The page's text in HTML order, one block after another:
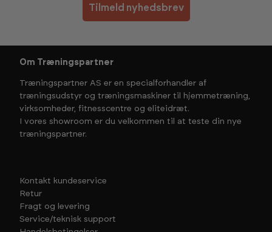
Tilmeld nyhedsbrev
Om Træningspartner
Træningspartner AS er en specialforhandler af
træningsudstyr og træningsmaskiner til hjemmetræning,
virksomheder, fitnesscentre og eliteidræt.
I vores showroom er du velkommen til at teste din nye
træningspartner.
Kontakt kundeservice
Retur
Fragt og levering
Service/teknisk support